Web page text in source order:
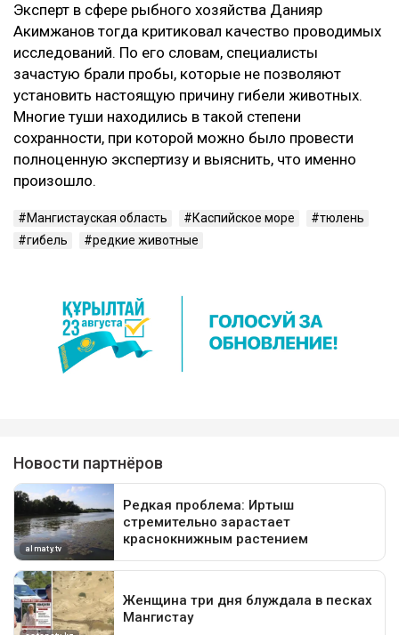
Эксперт в сфере рыбного хозяйства Данияр
Акимжанов тогда критиковал качество проводимых
исследований. По его словам, специалисты
зачастую брали пробы, которые не позволяют
установить настоящую причину гибели животных.
Многие туши находились в такой степени
сохранности, при которой можно было провести
полноценную экспертизу и выяснить, что именно
произошло.
Мангистауская область Каспийское море
тюлень
гибель
редкие животные